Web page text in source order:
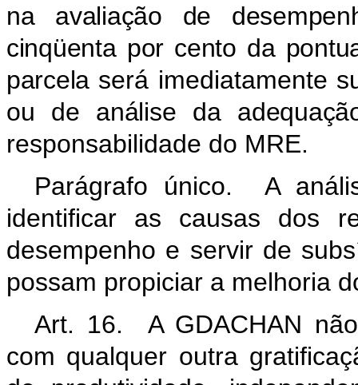
na avaliação de
cinqüenta por cento da
parcela será imediatamente
ou de análise da
responsabilidade do MRE.
Parágrafo único. A
identificar as causas dos
desempenho e servir de
possam propiciar a melhoria
Art. 16. A GDACHAN
com qualquer outra